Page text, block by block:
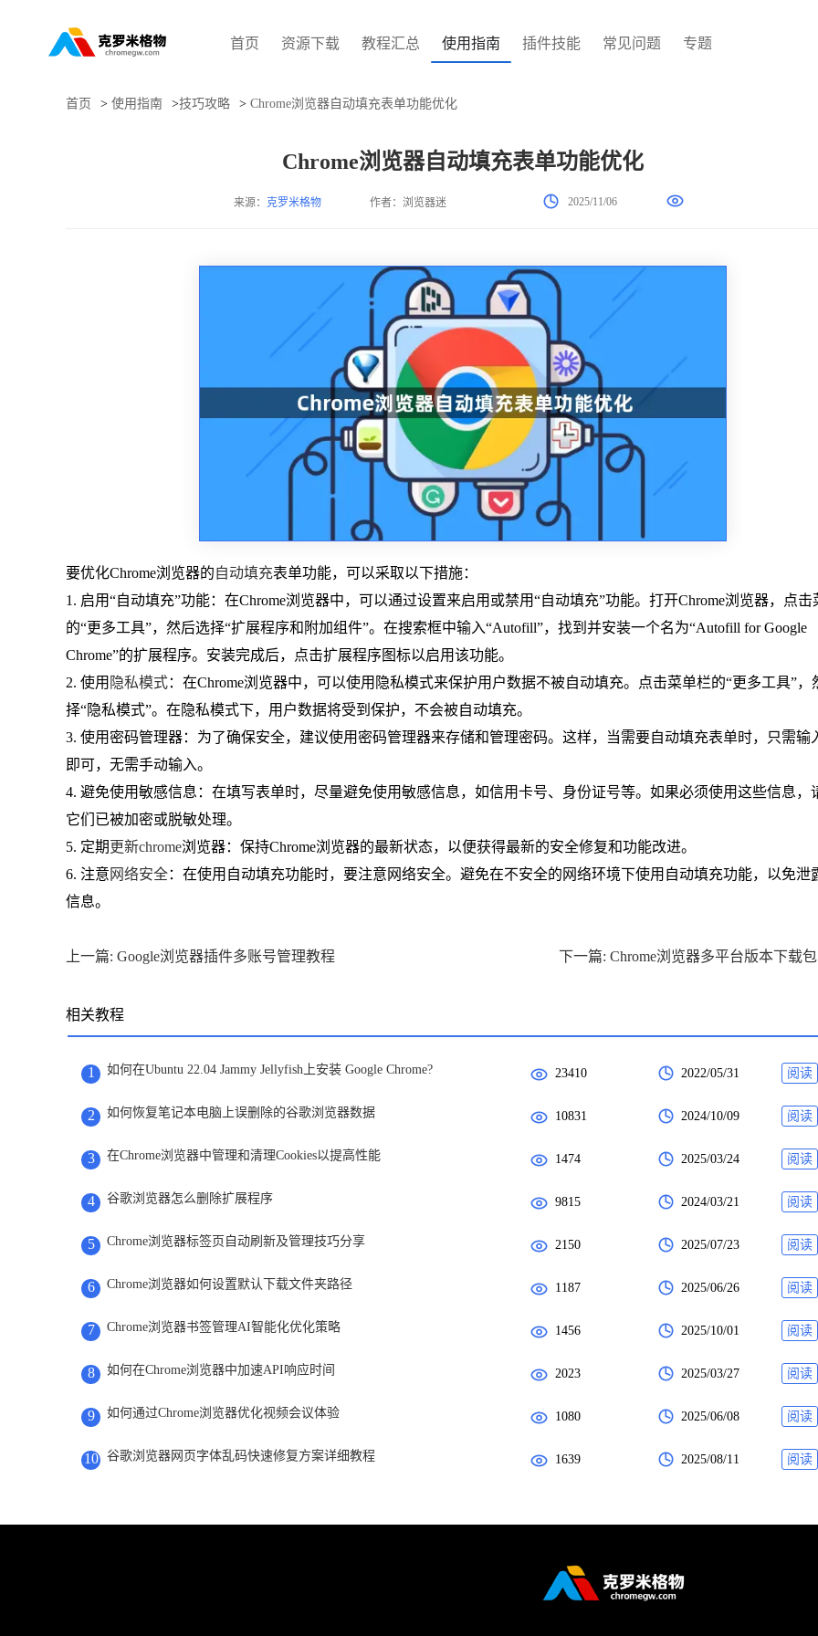
首页 资源下载 教程汇总 使用指南 插件技能 常见问题 专题
首页 > 使用指南 >技巧攻略 > Chrome浏览器自动填充表单功能优化
Chrome浏览器自动填充表单功能优化
来源： 克罗米格物 作者：浏览器迷 2025/11/06
要优化Chrome浏览器的自动填充表单功能，可以采取以下措施：
1. 启用“自动填充”功能：在Chrome浏览器中，可以通过设置来启用或禁用“自动填充”功能。打开Chrome浏览器，点击
的“更多工具”，然后选择“扩展程序和附加组件”。在搜索框中输入“Autofill”，找到并安装一个名为“Autofill for Google
Chrome”的扩展程序。安装完成后，点击扩展程序图标以启用该功能。
2. 使用 隐私模式：在Chrome浏览器中，可以使用隐私模式来保护用户数据不被自动填充。点击菜单栏的“更多工具”，
择“隐私模式”。在隐私模式下，用户数据将受到保护，不会被自动填充。
3. 使用密码管理器：为了确保安全，建议使用密码管理器来存储和管理密码。这样，当需要自动填充表单时，只需输
即可，无需手动输入。
4. 避免使用敏感信息：在填写表单时，尽量避免使用敏感信息，如信用卡号、身份证号等。如果必须使用这些信息，
它们已被加密或脱敏处理。
5. 定期 更新chrome浏览器：保持Chrome浏览器的最新状态，以便获得最新的安全修复和功能改进。
6. 注意 网络安全：在使用自动填充功能时，要注意网络安全。避免在不安全的网络环境下使用自动填充功能，以免泄
信息。
上一篇: Google浏览器插件多账号管理教程
相关教程
1 如何在Ubuntu 22.04 Jammy Jellyfish上安装 Google Chrome? 23410 2022/05/31 阅读
2 如何恢复笔记本电脑上误删除的谷歌浏览器数据 10831 2024/10/09 阅读
3 在Chrome浏览器中管理和清理Cookies以提高性能 1474 2025/03/24 阅读
4 谷歌浏览器怎么删除扩展程序 9815 2024/03/21 阅读
5 Chrome浏览器标签页自动刷新及管理技巧分享 2150 2025/07/23 阅读
6 Chrome浏览器如何设置默认下载文件夹路径 1187 2025/06/26 阅读
7 Chrome浏览器书签管理AI智能化优化策略 1456 2025/10/01 阅读
8 如何在Chrome浏览器中加速API响应时间 2023 2025/03/27 阅读
9 如何通过Chrome浏览器优化视频会议体验 1080 2025/06/08 阅读
10 谷歌浏览器网页字体乱码快速修复方案详细教程 1639 2025/08/11 阅读